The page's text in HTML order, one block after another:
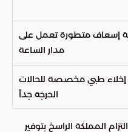
إسعاف متطورة تعمل على
مدار الساعة
إخلاء طبي مخصصة للحالات
الحرجة جداً
المملكة الراسخ بتوفير